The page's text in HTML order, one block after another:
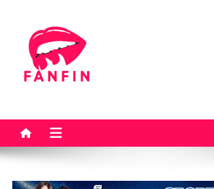
content
แจกวาร์ป sexy สา
แบบ ดาวติ๊กต๊อก เ
ไอดอล ติดกระแส 18+ ดาวทวิตเตอร์ VK โอลี่